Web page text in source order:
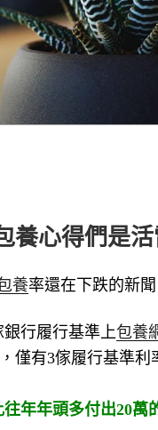
養心得們是
養率還在下跌的新聞
行履行基準上包養
僅有3傢履行基準利
往年年頭多付出20萬